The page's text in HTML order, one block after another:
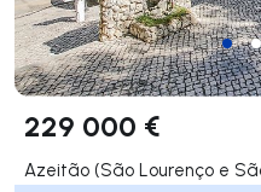
229 000 €
Azeitão (São Lourenço e